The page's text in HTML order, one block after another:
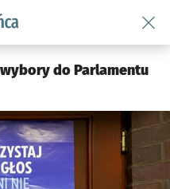
podserwis: Dla mieszkańca
do Parlamentu